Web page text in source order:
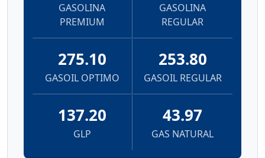
GASOLINA
PREMIUM
GASOLINA
REGULAR
275.10
GASOIL OPTIMO
253.80
GASOIL REGULAR
137.20
GLP
43.97
GAS NATURAL